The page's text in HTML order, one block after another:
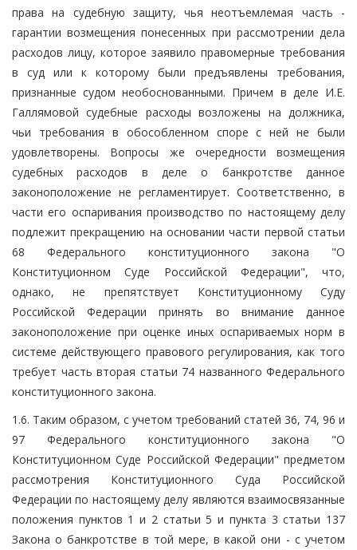
права на судебную защиту, чья неотъемлемая часть -
гарантии возмещения понесенных при рассмотрении дела
расходов лицу, которое заявило правомерные требования
в суд или к которому были предъявлены требования,
признанные судом необоснованными. Причем в деле И.Е.
Галлямовой судебные расходы возложены на должника,
чьи требования в обособленном споре с ней не были
удовлетворены. Вопросы же очередности возмещения
судебных расходов в деле о банкротстве данное
законоположение не регламентирует. Соответственно, в
части его оспаривания производство по настоящему делу
подлежит прекращению на основании части первой статьи
68 Федерального конституционного закона "О
Конституционном Суде Российской Федерации", что,
однако, не препятствует Конституционному Суду
Российской Федерации принять во внимание данное
законоположение при оценке иных оспариваемых норм в
системе действующего правового регулирования, как того
требует часть вторая статьи 74 названного Федерального
конституционного закона.
1.6. Таким образом, с учетом требований статей 36, 74, 96 и
97 Федерального конституционного закона "О
Конституционном Суде Российской Федерации" предметом
рассмотрения Конституционного Суда Российской
Федерации по настоящему делу являются взаимосвязанные
положения пунктов 1 и 2 статьи 5 и пункта 3 статьи 137
Закона о банкротстве в той мере, в какой они - с учетом